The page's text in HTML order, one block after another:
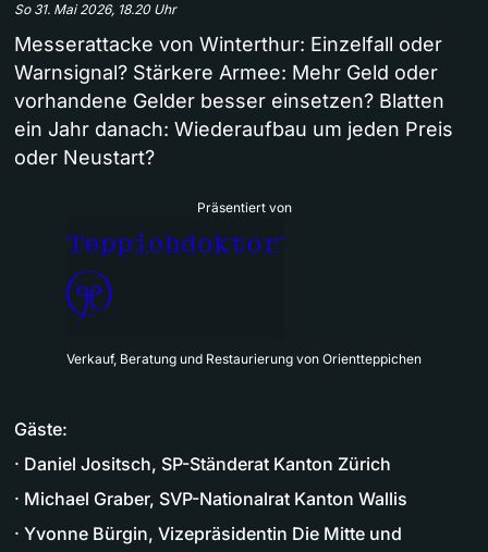
So 31. Mai 2026, 18.20 Uhr
Messerattacke von Winterthur: Einzelfall oder
Warnsignal? Stärkere Armee: Mehr Geld oder
vorhandene Gelder besser einsetzen? Blatten
ein Jahr danach: Wiederaufbau um jeden Preis
oder Neustart?
Präsentiert von
Verkauf, Beratung und Restaurierung von Orientteppichen
Gäste:
· Daniel Jositsch, SP-Ständerat Kanton Zürich
· Michael Graber, SVP-Nationalrat Kanton Wallis
· Yvonne Bürgin, Vizepräsidentin Die Mitte und